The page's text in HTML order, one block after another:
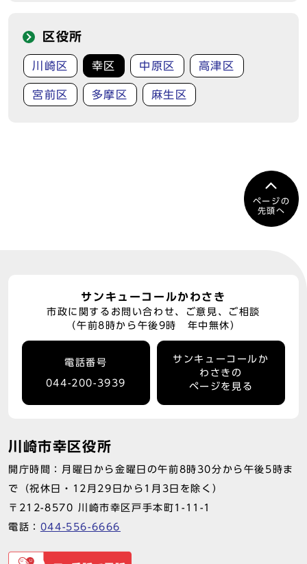
区役所
川崎区 幸区 中原区 高津区
宮前区 多摩区 麻生区
ページの
先頭へ
サンキューコールかわさき
市政に関するお問い合わせ、ご意見、ご相談
（午前8時から午後9時 年中無休）
電話番号
044-200-3939
サンキューコールか
わさきの
ページを見る
川崎市幸区役所
開庁時間：月曜日から金曜日の午前8時30分から午後5時ま
で（祝休日・12月29日から1月3日を除く）
〒212-8570 川崎市幸区戸手本町1-11-1
電話： 044-556-6666